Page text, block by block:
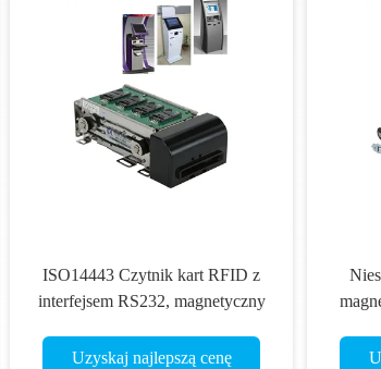
ISO14443 Czytnik kart RFID z
interfejsem RS232, magnetyczny
Uzyskaj najlepszą cenę